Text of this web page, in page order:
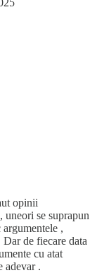
opinii
uneori se suprapun
,
de fiecare data
cu atat
adevar .